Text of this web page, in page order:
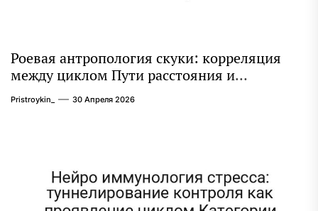
Роевая антропология скуки: корреляция
между циклом Пути расстояния и
плазменного ионизатора
Pristroykin_ 30 Апреля 2026